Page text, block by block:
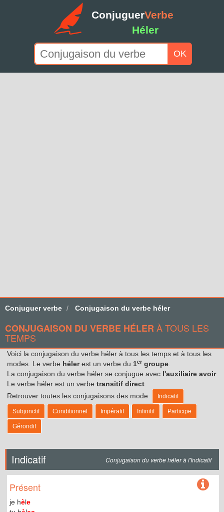
ConjuguerVerbe
Héler
OK
Conjuguer verbe Conjugaison du verbe héler
CONJUGAISON DU VERBE HÉLER À TOUS LES
TEMPS
Voici la conjugaison du verbe héler à tous les temps et à tous les
modes. Le verbe hélerest un verbe du 1er groupe
La conjugaison du verbe héler se conjugue avec l'auxiliaire avoir.
Le verbe héler est un verbe transitif direct
Retrouver toutes les conjugaisons des mode:
Indicatif
Subjonctif Conditionnel Impératif Infinitif Participe
Gérondif
Indicatif Conjugaison du verbe héler à l'Indicatif
Présent
je hèle